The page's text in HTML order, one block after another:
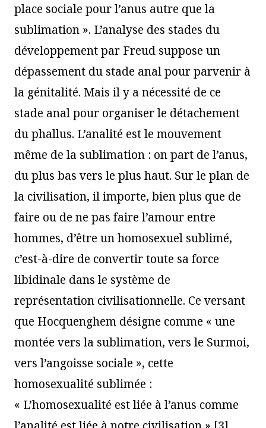
place sociale pour l’anus autre que la
sublimation ». L’analyse des stades du
développement par Freud suppose un
dépassement du stade anal pour parvenir à
la génitalité. Mais il y a nécessité de ce
stade anal pour organiser le détachement
du phallus. L’analité est le mouvement
même de la sublimation : on part de l’anus,
du plus bas vers le plus haut. Sur le plan de
la civilisation, il importe, bien plus que de
faire ou de ne pas faire l’amour entre
hommes, d’être un homosexuel sublimé,
c’est-à-dire de convertir toute sa force
libidinale dans le système de
représentation civilisationnelle. Ce versant
que Hocquenghem désigne comme « une
montée vers la sublimation, vers le Surmoi,
vers l’angoisse sociale », cette
homosexualité sublimée :
« L’homosexualité est liée à l’anus comme